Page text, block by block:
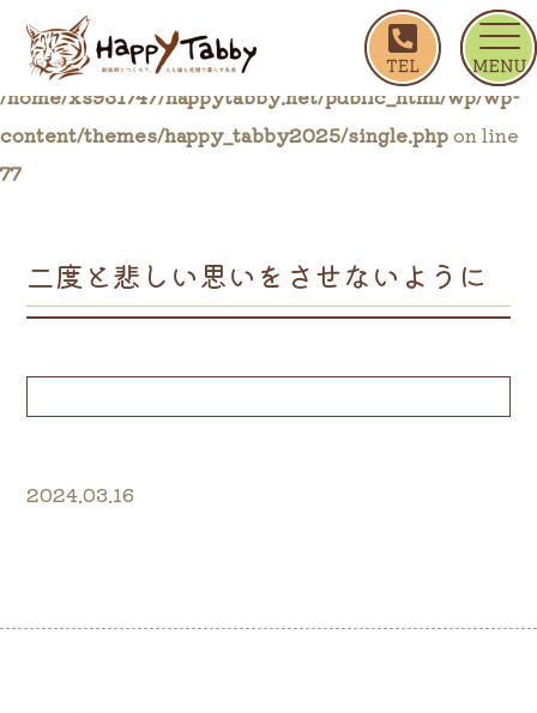
ホーム
二度と悲しい思いをさせない
Warning: Trying to access array offset on false in
/home/xs931747/happytabby.net/public_html/wp/wp-
content/themes/happy_tabby2025/single.phpon line
77
二度と悲しい思いをさせないように
2024.03.16